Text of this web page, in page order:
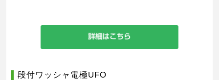
段付ワッシャ電極UFO